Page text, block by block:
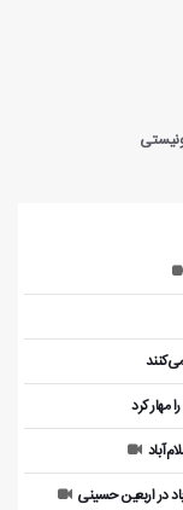
مهار کرد
در اربعین حسینی